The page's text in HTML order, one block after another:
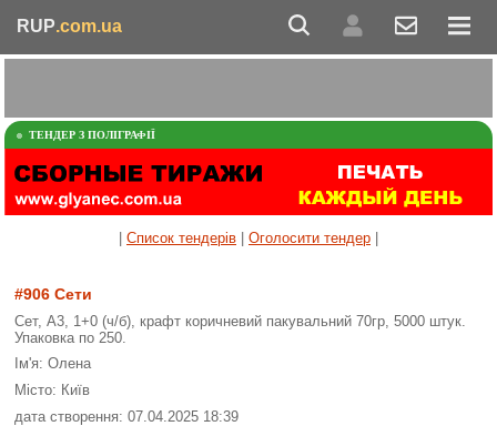
RUP.com.ua
ТЕНДЕР З ПОЛІГРАФІЇ
Список тендерів Оголосити тендер
#906 Сети
Сет, А3, 1+0 (ч/б), крафт коричневий пакувальний 70гр, 5000 штук.
Упаковка по 250.
Ім'я: Олена
Місто: Київ
дата створення: 07.04.2025 18:39